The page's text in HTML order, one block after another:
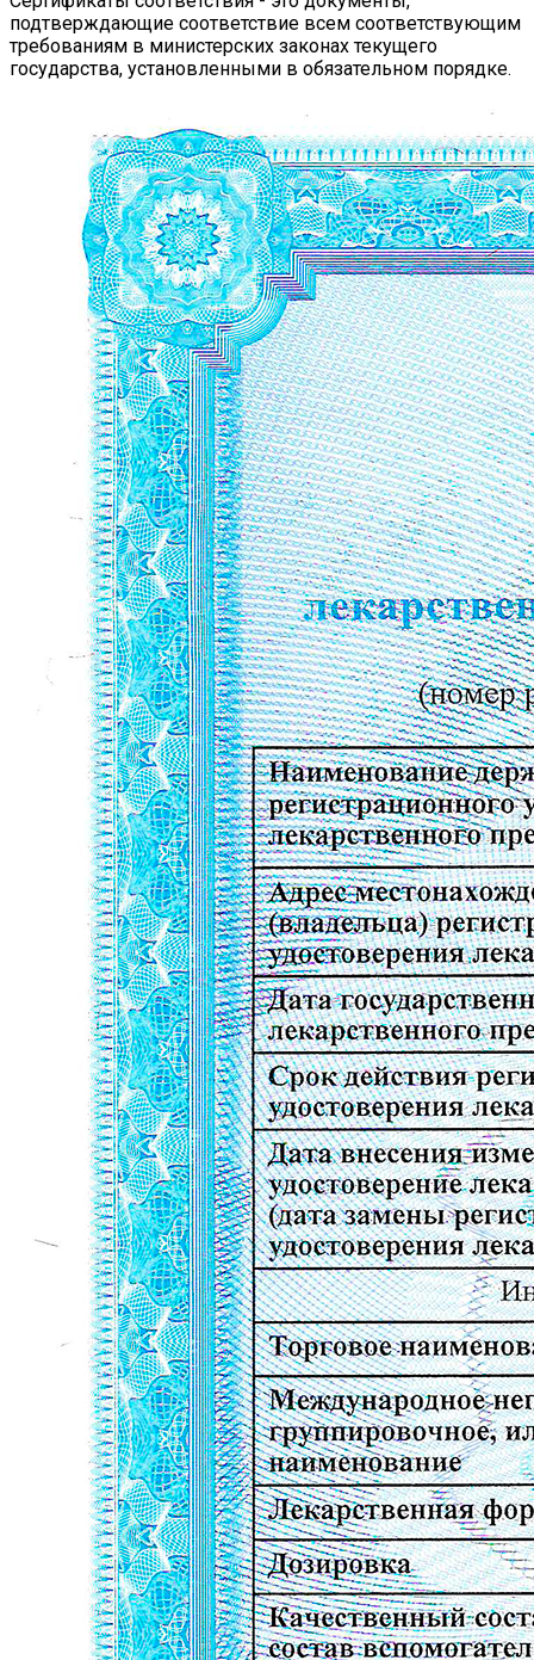
подтверждающие соответствие всем соответствующим
требованиям в министерских законах текущего
государства, установленными в обязательном порядке.